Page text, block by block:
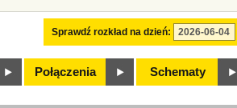
Sprawdź rozkład na dzień:
Połączenia Schematy